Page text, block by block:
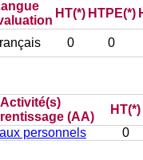
HT(*) HTPE(*)
0 0
Activité(s)
(AA)
HT(*)
personnels 0